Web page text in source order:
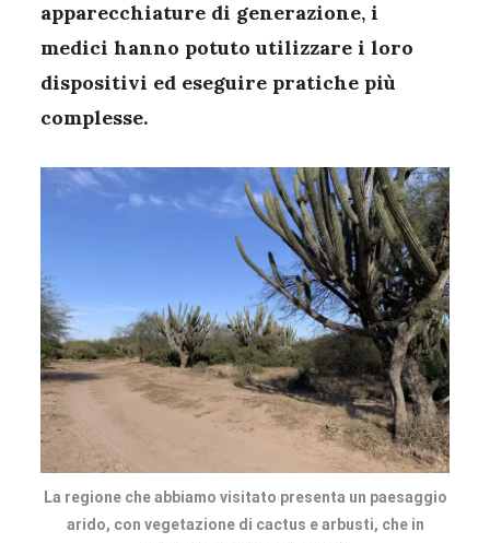
apparecchiature di generazione, i
medici hanno potuto utilizzare i loro
dispositivi ed eseguire pratiche più
complesse.
La regione che abbiamo visitato presenta un paesaggio
arido, con vegetazione di cactus e arbusti, che in